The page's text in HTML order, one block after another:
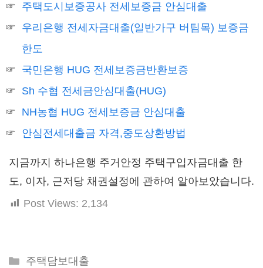
주택도시보증공사 전세보증금 안심대출
우리은행 전세자금대출(일반가구 버팀목) 보증금
한도
국민은행 HUG 전세보증금반환보증
Sh 수협 전세금안심대출(HUG)
NH농협 HUG 전세보증금 안심대출
안심전세대출금 자격,중도상환방법
지금까지 하나은행 주거안정 주택구입자금대출 한
도, 이자, 근저당 채권설정에 관하여 알아보았습니다.
Post Views: 2,134
Categories
주택담보대출